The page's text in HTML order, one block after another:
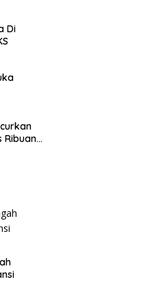
Di
Ribuan